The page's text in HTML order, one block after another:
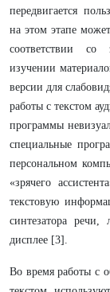
передвигается
на этом этапе
соответствии со
изучении
версии для
работы с текстом
программы
специальные
персональном
«зрячего
текстовую
синтезатора речи,
дисплее [3].
Во время работы с